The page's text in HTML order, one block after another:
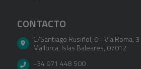
CONTACTO
C/Santiago Rusiñol, 9 - Vía Roma,
Mallorca, Islas Baleares, 07012
+34 971 448 500